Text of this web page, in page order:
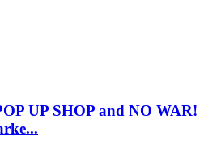
UP SHOP and NO WAR!